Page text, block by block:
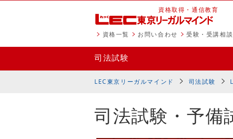
資格取得・通信教育
資格一覧 お問い合わせ 受験・受講相談
司法試験
LEC東京リーガルマインド 司法試験
司法試験・予備